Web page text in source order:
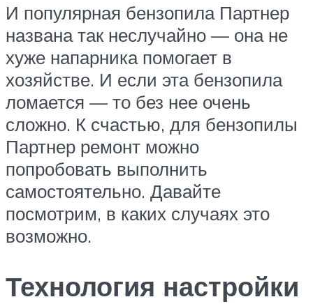
И популярная бензопила Партнер
названа так неслучайно — она не
хуже напарника помогает в
хозяйстве. И если эта бензопила
ломается — то без нее очень
сложно. К счастью, для бензопилы
Партнер ремонт можно
попробовать выполнить
самостоятельно. Давайте
посмотрим, в каких случаях это
возможно.
Технология настройки